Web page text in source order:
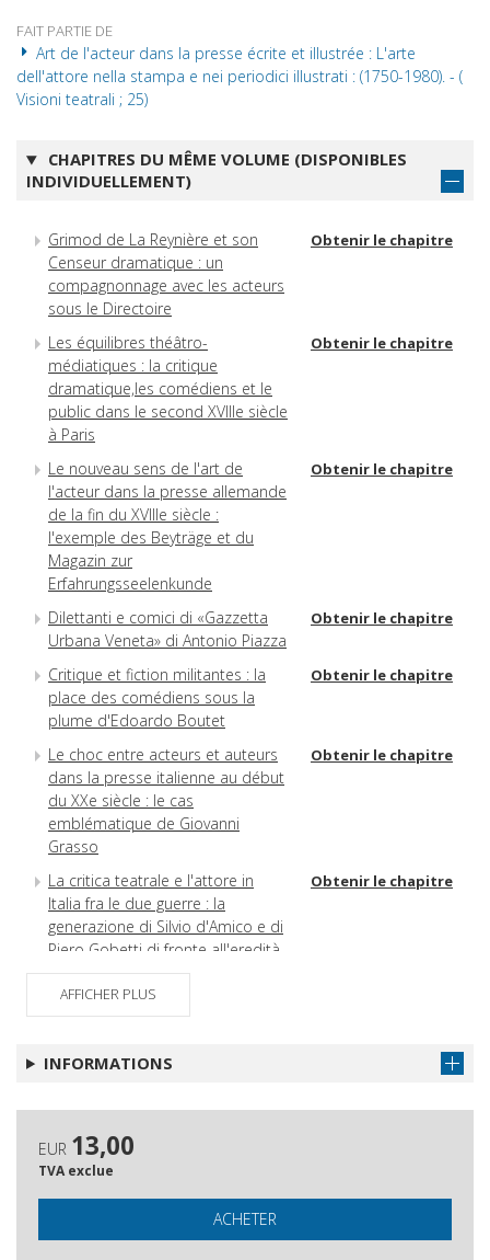
FAIT PARTIE DE
Art de l'acteur dans la presse écrite et illustrée : L'arte
dell'attore nella stampa e nei periodici illustrati : (1750-1980). - (
Visioni teatrali ; 25)
CHAPITRES DU MÊME VOLUME (DISPONIBLES
INDIVIDUELLEMENT)
Grimod de La Reynière et son
Censeur dramatique : un
compagnonnage avec les acteurs
sous le Directoire
Obtenir le chapitre
Les équilibres théâtro-
médiatiques : la critique
dramatique,les comédiens et le
public dans le second XVIIIe siècle
à Paris
Obtenir le chapitre
Le nouveau sens de l'art de
l'acteur dans la presse allemande
de la fin du XVIIIe siècle :
l'exemple des Beyträge et du
Magazin zur
Erfahrungsseelenkunde
Obtenir le chapitre
Dilettanti e comici di «Gazzetta
Urbana Veneta» di Antonio Piazza
Obtenir le chapitre
Critique et fiction militantes : la
place des comédiens sous la
plume d'Edoardo Boutet
Obtenir le chapitre
Le choc entre acteurs et auteurs
dans la presse italienne au début
du XXe siècle : le cas
emblématique de Giovanni
Grasso
Obtenir le chapitre
La critica teatrale e l'attore in
Italia fra le due guerre : la
generazione di Silvio d'Amico e di
Piero Gobetti di fronte all'eredità
culturale e teatrale del tardo
Ottocento
Obtenir le chapitre
journal vivant, d'après Sinjaja
Les écoles de théâtre de Max
Reinhardt et leur écho dans la
presse
Le Monde dramatique et les
actrices
AFFICHER PLUS
INFORMATIONS
EUR 13,00
TVA exclue
ACHETER